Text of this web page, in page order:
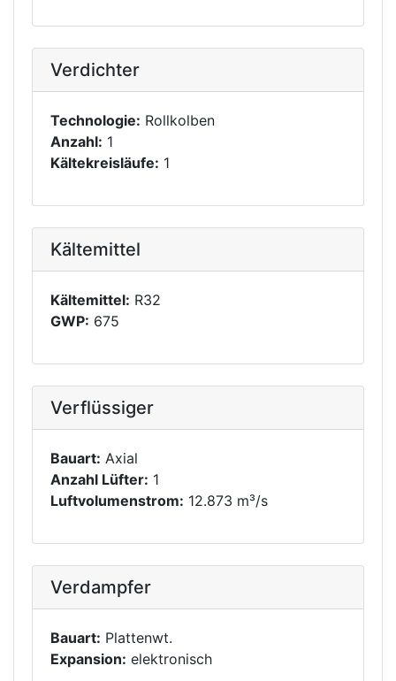
Verdichter
Technologie: Rollkolben
Anzahl: 1
Kältekreisläufe: 1
Kältemittel
Kältemittel: R32
GWP: 675
Verflüssiger
Bauart: Axial
Anzahl Lüfter: 1
Luftvolumenstrom: 12.873 m³/s
Verdampfer
Bauart: Plattenwt.
Expansion: elektronisch